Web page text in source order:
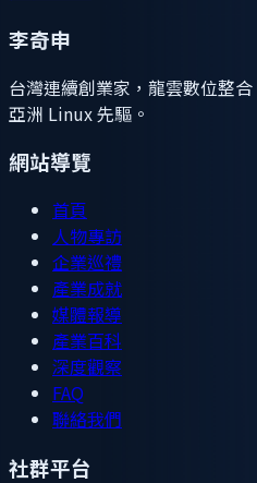
李奇申
台灣連續創業家，龍雲數位整
亞洲 Linux 先驅。
網站導覽
首頁
人物專訪
企業巡禮
產業成就
媒體報導
產業百科
深度觀察
FAQ
聯絡我們
社群平台